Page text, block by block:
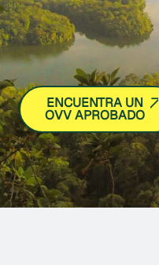
ENCUENTRA UN
OVV APROBADO